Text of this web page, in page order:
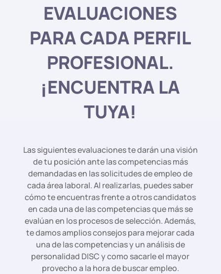
EVALUACIONES
PARA CADA PERFIL
PROFESIONAL.
¡ENCUENTRA LA
TUYA!
Las siguientes evaluaciones te darán una visión
de tu posición ante las competencias más
demandadas en las solicitudes de empleo de
cada área laboral. Al realizarlas, puedes saber
cómo te encuentras frente a otros candidatos
en cada una de las competencias que más se
evalúan en los procesos de selección. Además,
te damos amplios consejos para mejorar cada
una de las competencias y un análisis de
personalidad DISC y como sacarle el mayor
provecho a la hora de buscar empleo.